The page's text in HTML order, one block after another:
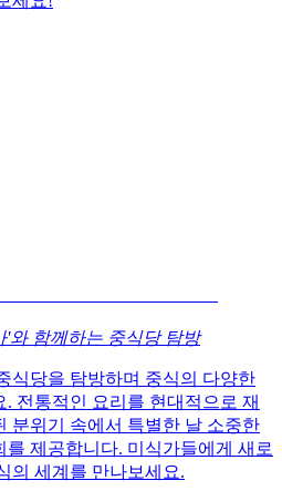
'와 함께하는 중식당 탐방
식당을 탐방하며 중식의 다양한
전통적인 요리를 현대적으로 재
분위기 속에서 특별한 날 소중한
를 제공합니다. 미식가들에게 새로
의 세계를 만나보세요.